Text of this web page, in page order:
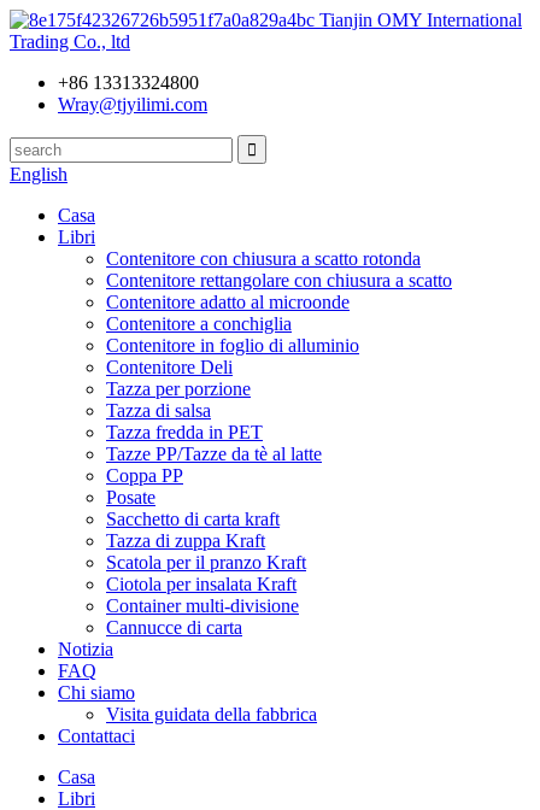
Tianjin OMY International
Trading Co., ltd
+86 13313324800
Wray@tjyilimi.com
English
Casa
Libri
Contenitore con chiusura a scatto rotonda
Contenitore rettangolare con chiusura a scatto
Contenitore adatto al microonde
Contenitore a conchiglia
Contenitore in foglio di alluminio
Contenitore Deli
Tazza per porzione
Tazza di salsa
Tazza fredda in PET
Tazze PP/Tazze da tè al latte
Coppa PP
Posate
Sacchetto di carta kraft
Tazza di zuppa Kraft
Scatola per il pranzo Kraft
Ciotola per insalata Kraft
Container multi-divisione
Cannucce di carta
Notizia
FAQ
Chi siamo
Visita guidata della fabbrica
Contattaci
Casa
Libri